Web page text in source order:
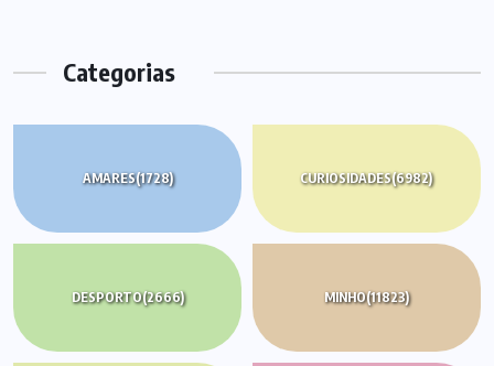
Categorias
AMARES(1728) CURIOSIDADES(6982)
DESPORTO(2666) MINHO(11823)